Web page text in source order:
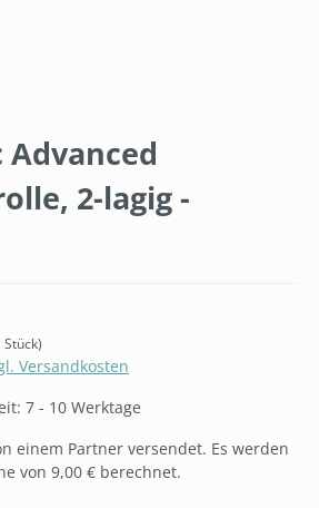
2-lagig -
Versandkosten
7 - 10 Werktage
einem Partner versendet. Es werden
von 9,00 € berechnet.